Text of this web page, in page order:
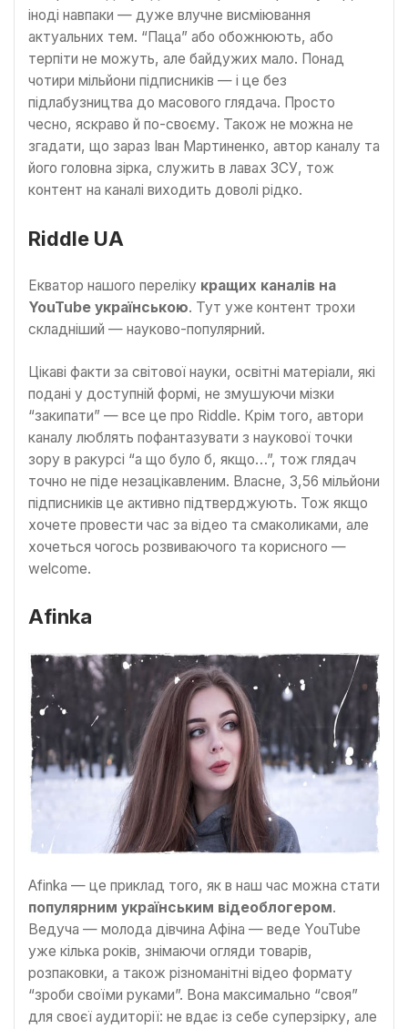
іноді навпаки — дуже влучне висміювання
актуальних тем. “Паца” або обожнюють, або
терпіти не можуть, але байдужих мало. Понад
чотири мільйони підписників — і це без
підлабузництва до масового глядача. Просто
чесно, яскраво й по-своєму. Також не можна не
згадати, що зараз Іван Мартиненко, автор каналу та
його головна зірка, служить в лавах ЗСУ, тож
контент на каналі виходить доволі рідко.
Riddle UA
Екватор нашого переліку кращих каналів на
YouTube українською. Тут уже контент трохи
складніший — науково-популярний.
Цікаві факти за світової науки, освітні матеріали, які
подані у доступній формі, не змушуючи мізки
“закипати” — все це про Riddle. Крім того, автори
каналу люблять пофантазувати з наукової точки
зору в ракурсі “а що було б, якщо…”, тож глядач
точно не піде незацікавленим. Власне, 3,56 мільйони
підписників це активно підтверджують. Тож якщо
хочете провести час за відео та смаколиками, але
хочеться чогось розвиваючого та корисного —
welcome.
Afinka
Afinka — це приклад того, як в наш час можна стати
популярним українським відеоблогером.
Ведуча — молода дівчина Афіна — веде YouTube
уже кілька років, знімаючи огляди товарів,
розпаковки, а також різноманітні відео формату
“зроби своїми руками”. Вона максимально “своя”
для своєї аудиторії: не вдає із себе суперзірку, але